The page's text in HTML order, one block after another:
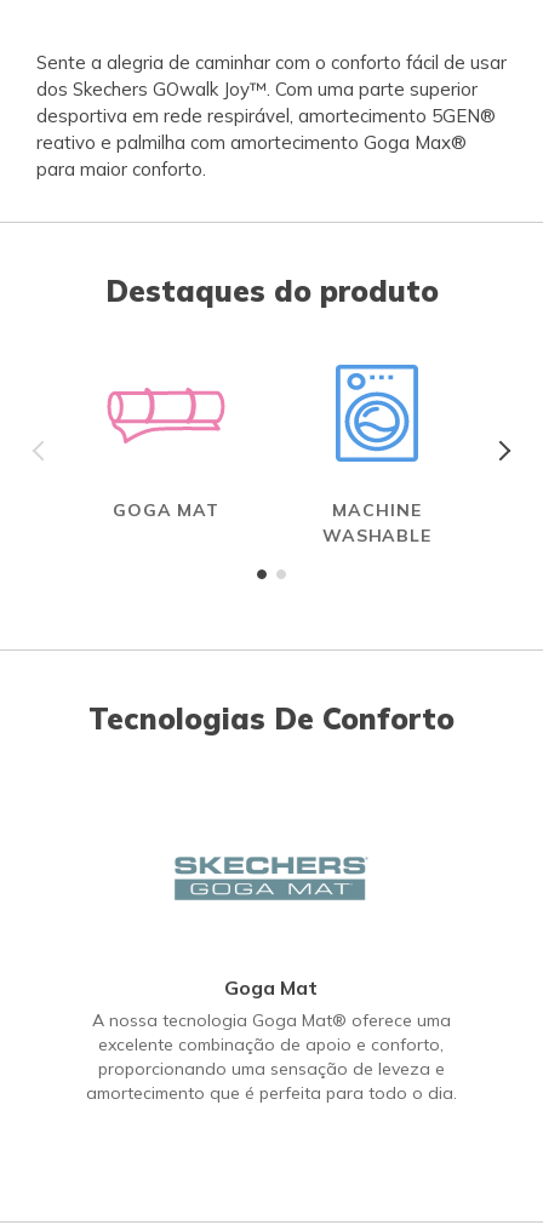
Sente a alegria de caminhar com o conforto fácil de usar
dos Skechers GOwalk Joy™. Com uma parte superior
desportiva em rede respirável, amortecimento 5GEN®
reativo e palmilha com amortecimento Goga Max®
para maior conforto.
Destaques do produto
GOGA MAT
MACHINE
WASHABLE
Tecnologias De Conforto
Goga Mat
A nossa tecnologia Goga Mat® oferece uma
excelente combinação de apoio e conforto,
proporcionando uma sensação de leveza e
amortecimento que é perfeita para todo o dia.